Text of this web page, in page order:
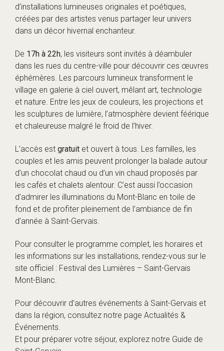
d’installations lumineuses originales et poétiques,
créées par des artistes venus partager leur univers
dans un décor hivernal enchanteur.
De 17h à 22h, les visiteurs sont invités à déambuler
dans les rues du centre-ville pour découvrir ces œuvres
éphémères. Les parcours lumineux transforment le
village en galerie à ciel ouvert, mêlant art, technologie
et nature. Entre les jeux de couleurs, les projections et
les sculptures de lumière, l’atmosphère devient féérique
et chaleureuse malgré le froid de l’hiver.
L’accès est gratuit et ouvert à tous. Les familles, les
couples et les amis peuvent prolonger la balade autour
d’un chocolat chaud ou d’un vin chaud proposés par
les cafés et chalets alentour. C’est aussi l’occasion
d’admirer les illuminations du Mont-Blanc en toile de
fond et de profiter pleinement de l’ambiance de fin
d’année à Saint-Gervais.
Pour consulter le programme complet, les horaires et
les informations sur les installations, rendez-vous sur le
site officiel : Festival des Lumières – Saint-Gervais
Mont-Blanc.
Pour découvrir d’autres événements à Saint-Gervais et
dans la région, consultez notre page Actualités &
Événements.
Et pour préparer votre séjour, explorez notre Guide de